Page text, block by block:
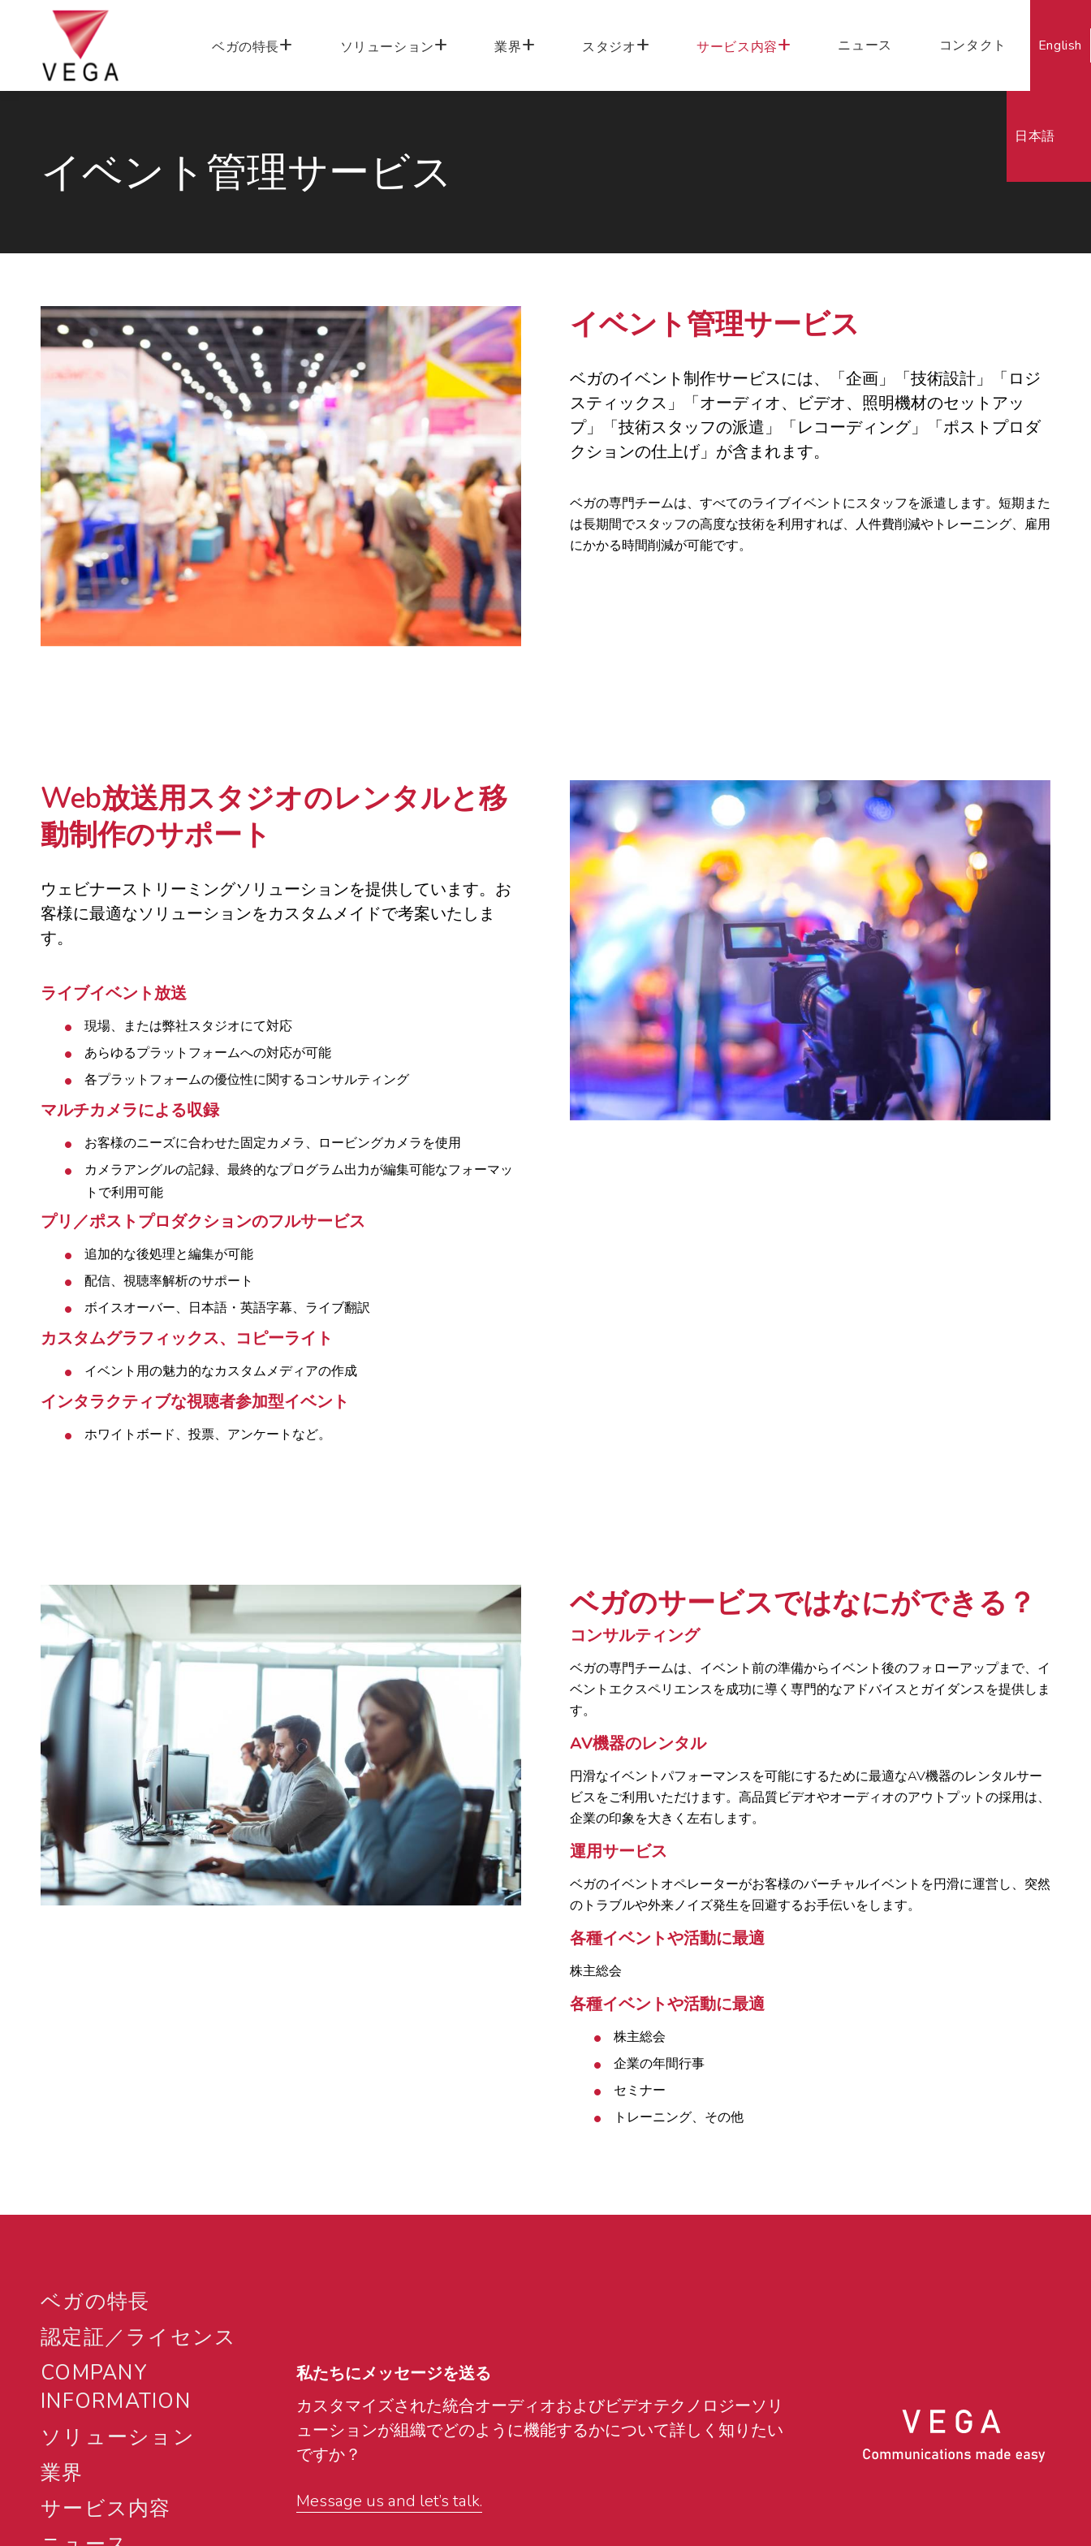
ベガの特長 ソリューション 業界 スタジオ サービス内容 ニュース コンタクト English
日本語
イベント管理サービス
イベント管理サービス
ベガのイベント制作サービスには、「企画」「技術設計」「ロジ
スティックス」「オーディオ、ビデオ、照明機材のセットアッ
プ」「技術スタッフの派遣」「レコーディング」「ポストプロダ
クションの仕上げ」が含まれます。
ベガの専門チームは、すべてのライブイベントにスタッフを派遣します。短期また
は長期間でスタッフの高度な技術を利用すれば、人件費削減やトレーニング、雇用
にかかる時間削減が可能です。
Web放送用スタジオのレンタルと移
動制作のサポート
ウェビナーストリーミングソリューションを提供しています。お
客様に最適なソリューションをカスタムメイドで考案いたしま
す。
ライブイベント放送
現場、または弊社スタジオにて対応
あらゆるプラットフォームへの対応が可能
各プラットフォームの優位性に関するコンサルティング
マルチカメラによる収録
お客様のニーズに合わせた固定カメラ、ロービングカメラを使用
カメラアングルの記録、最終的なプログラム出力が編集可能なフォーマッ
トで利用可能
プリ／ポストプロダクションのフルサービス
追加的な後処理と編集が可能
配信、視聴率解析のサポート
ボイスオーバー、日本語・英語字幕、ライブ翻訳
カスタムグラフィックス、コピーライト
イベント用の魅力的なカスタムメディアの作成
インタラクティブな視聴者参加型イベント
ホワイトボード、投票、アンケートなど。
ベガのサービスではなにができる？
コンサルティング
ベガの専門チームは、イベント前の準備からイベント後のフォローアップまで、イ
ベントエクスペリエンスを成功に導く専門的なアドバイスとガイダンスを提供しま
す。
AV機器のレンタル
円滑なイベントパフォーマンスを可能にするために最適なAV機器のレンタルサー
ビスをご利用いただけます。高品質ビデオやオーディオのアウトプットの採用は、
企業の印象を大きく左右します。
運用サービス
ベガのイベントオペレーターがお客様のバーチャルイベントを円滑に運営し、突然
のトラブルや外来ノイズ発生を回避するお手伝いをします。
各種イベントや活動に最適
株主総会
各種イベントや活動に最適
株主総会
企業の年間行事
セミナー
トレーニング、その他
ベガの特長
認定証／ライセンス
COMPANY
INFORMATION
ソリューション
業界
サービス内容
私たちにメッセージを送る
カスタマイズされた統合オーディオおよびビデオテクノロジーソリ
ューションが組織でどのように機能するかについて詳しく知りたい
ですか？
Message us and let’s talk.